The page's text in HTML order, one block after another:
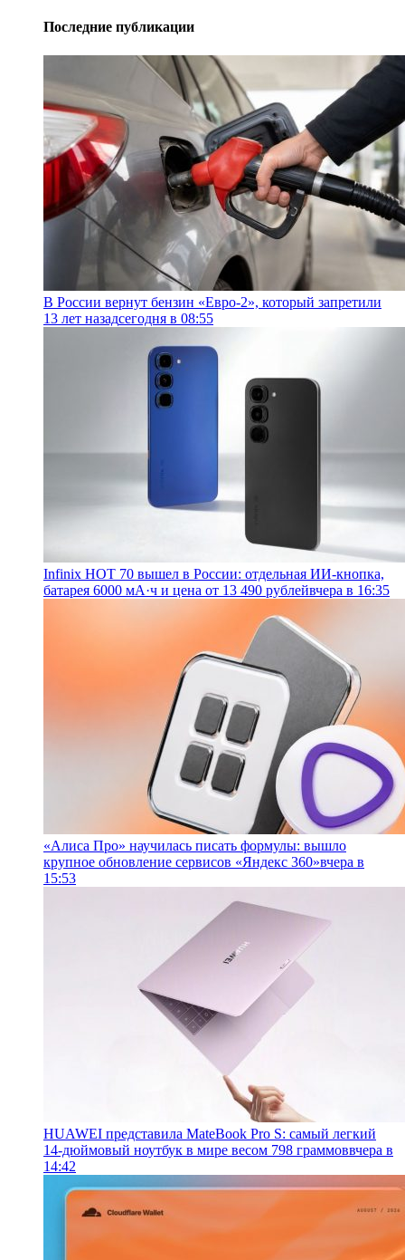
Последние публикации
В России вернут бензин «Евро-2», который запретили
13 лет назадсегодня в 08:55
Infinix HOT 70 вышел в России: отдельная ИИ-кнопка,
батарея 6000 мА·ч и цена от 13 490 рублейвчера в 16:35
«Алиса Про» научилась писать формулы: вышло
крупное обновление сервисов «Яндекс 360»вчера в
15:53
HUAWEI представила MateBook Pro S: самый легкий
14-дюймовый ноутбук в мире весом 798 граммоввчера в
14:42